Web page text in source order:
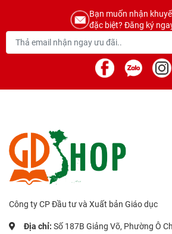
Bạn muốn nhận
đặc biệt? Đăng ký
Công ty CP Đầu tư và Xuất bản Giáo dục
Địa chỉ: Số 187B Giảng Võ, Phường Ô